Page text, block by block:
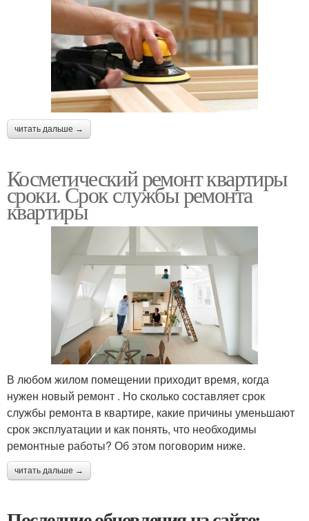
читать дальше →
Косметический ремонт квартиры
сроки. Срок службы ремонта
квартиры
В любом жилом помещении приходит время, когда
нужен новый ремонт . Но сколько составляет срок
службы ремонта в квартире, какие причины уменьшают
срок эксплуатации и как понять, что необходимы
ремонтные работы? Об этом поговорим ниже.
читать дальше →